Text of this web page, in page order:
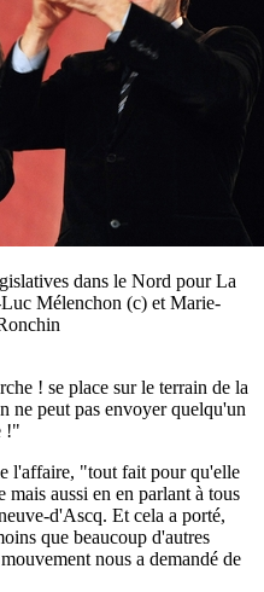
dans le Nord pour La
Mélenchon (c) et Marie-
! se place sur le terrain de la
ne peut pas envoyer quelqu'un
!"
l'affaire, "tout fait pour qu'elle
mais aussi en en parlant à tous
d'Ascq. Et cela a porté,
que beaucoup d'autres
nous a demandé de